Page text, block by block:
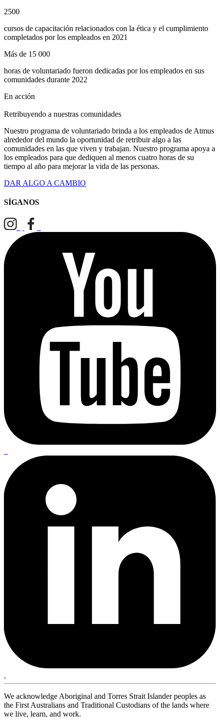
2500
cursos de capacitación relacionados con la ética y el cumplimiento
completados por los empleados en 2021
Más de 15 000
horas de voluntariado fueron dedicadas por los empleados en sus
comunidades durante 2022
En acción
Retribuyendo a nuestras comunidades
Nuestro programa de voluntariado brinda a los empleados de Atmus
alrededor del mundo la oportunidad de retribuir algo a las
comunidades en las que viven y trabajan. Nuestro programa apoya a
los empleados para que dediquen al menos cuatro horas de su
tiempo al año para mejorar la vida de las personas.
DAR ALGO A CAMBIO
SÍGANOS
We acknowledge Aboriginal and Torres Strait Islander peoples as
the First Australians and Traditional Custodians of the lands where
we live, learn, and work.